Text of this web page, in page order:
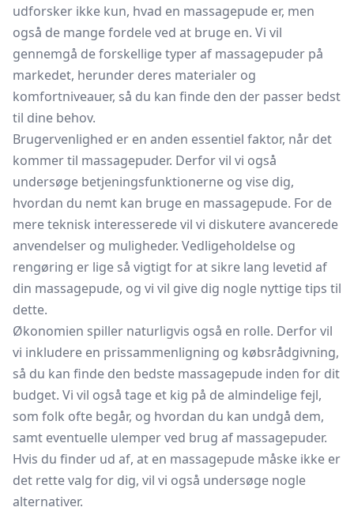
udforsker ikke kun, hvad en massagepude er, men
også de mange fordele ved at bruge en. Vi vil
gennemgå de forskellige typer af massagepuder på
markedet, herunder deres materialer og
komfortniveauer, så du kan finde den der passer bedst
til dine behov.
Brugervenlighed er en anden essentiel faktor, når det
kommer til massagepuder. Derfor vil vi også
undersøge betjeningsfunktionerne og vise dig,
hvordan du nemt kan bruge en massagepude. For de
mere teknisk interesserede vil vi diskutere avancerede
anvendelser og muligheder. Vedligeholdelse og
rengøring er lige så vigtigt for at sikre lang levetid af
din massagepude, og vi vil give dig nogle nyttige tips til
dette.
Økonomien spiller naturligvis også en rolle. Derfor vil
vi inkludere en prissammenligning og købsrådgivning,
så du kan finde den bedste massagepude inden for dit
budget. Vi vil også tage et kig på de almindelige fejl,
som folk ofte begår, og hvordan du kan undgå dem,
samt eventuelle ulemper ved brug af massagepuder.
Hvis du finder ud af, at en massagepude måske ikke er
det rette valg for dig, vil vi også undersøge nogle
alternativer.